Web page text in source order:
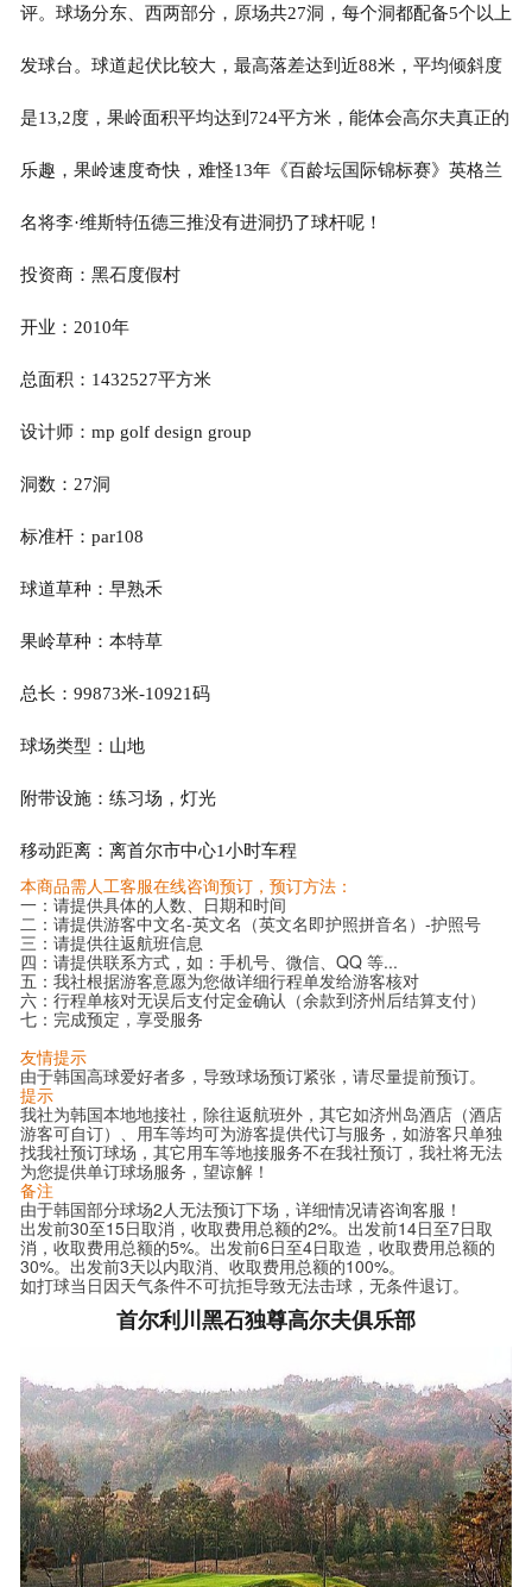
评。球场分东、西两部分，原场共27洞，每个洞都配备5个以上
发球台。球道起伏比较大，最高落差达到近88米，平均倾斜度
是13,2度，果岭面积平均达到724平方米，能体会高尔夫真正的
乐趣，果岭速度奇快，难怪13年《百龄坛国际锦标赛》英格兰
名将李·维斯特伍德三推没有进洞扔了球杆呢！
投资商：黑石度假村
开业：2010年
总面积：1432527平方米
设计师：mp golf design group
洞数：27洞
标准杆：par108
球道草种：早熟禾
果岭草种：本特草
总长：99873米-10921码
球场类型：山地
附带设施：练习场，灯光
移动距离：离首尔市中心1小时车程
本商品需人工客服在线咨询预订，预订方法：
一：请提供具体的人数、日期和时间
二：请提供游客中文名-英文名（英文名即护照拼音名）-护照号
三：请提供往返航班信息
四：请提供联系方式，如：手机号、微信、QQ 等...
五：我社根据游客意愿为您做详细行程单发给游客核对
六：行程单核对无误后支付定金确认（余款到济州后结算支付）
七：完成预定，享受服务
友情提示
由于韩国高球爱好者多，导致球场预订紧张，请尽量提前预订。
提示
我社为韩国本地地接社，除往返航班外，其它如济州岛酒店（酒店
游客可自订）、用车等均可为游客提供代订与服务，如游客只单独
找我社预订球场，其它用车等地接服务不在我社预订，我社将无法
为您提供单订球场服务，望谅解！
备注
由于韩国部分球场2人无法预订下场，详细情况请咨询客服！
出发前30至15日取消，收取费用总额的2%。出发前14日至7日取
消，收取费用总额的5%。出发前6日至4日取造，收取费用总额的
30%。出发前3天以内取消、收取费用总额的100%。
如打球当日因天气条件不可抗拒导致无法击球，无条件退订。
首尔利川黑石独尊高尔夫俱乐部